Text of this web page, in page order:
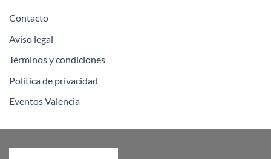
Contacto
Aviso legal
Términos y condiciones
Política de privacidad
Eventos Valencia